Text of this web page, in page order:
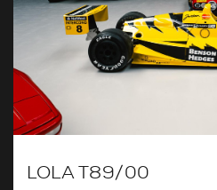
LOLA T89/00